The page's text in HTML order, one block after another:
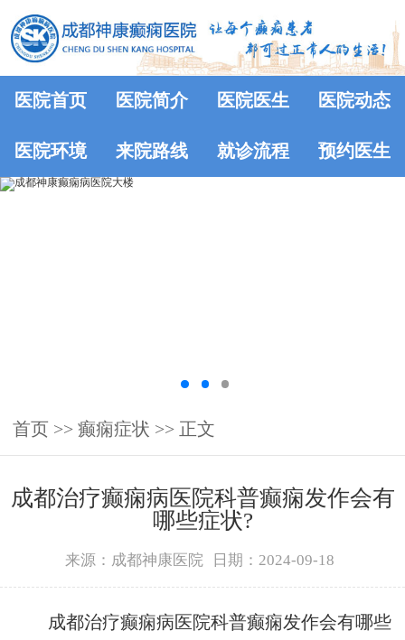
医院首页 医院简介 医院医生 医院动态
医院环境 来院路线 就诊流程 预约医生
首页 >> 癫痫症状 >> 正文
成都治疗癫痫病医院科普癫痫发作会有
哪些症状?
来源：成都神康医院 日期：2024-09-18
成都治疗癫痫病医院科普癫痫发作会有哪些